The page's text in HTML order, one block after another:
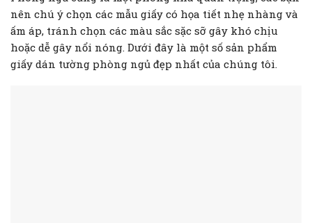
nên chú ý chọn các mẫu giấy có họa tiết nhẹ nhàng và
ấm áp, tránh chọn các màu sắc sặc sỡ gây khó chịu
hoặc dễ gây nổi nóng. Dưới đây là một số sản phẩm
giấy dán tường phòng ngủ đẹp nhất của chúng tôi.